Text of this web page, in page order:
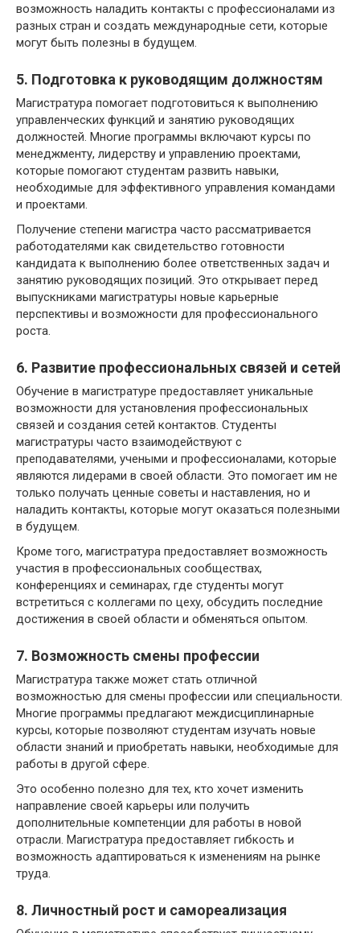
возможность наладить контакты с профессионалами из
разных стран и создать международные сети, которые
могут быть полезны в будущем.
5. Подготовка к руководящим должностям
Магистратура помогает подготовиться к выполнению
управленческих функций и занятию руководящих
должностей. Многие программы включают курсы по
менеджменту, лидерству и управлению проектами,
которые помогают студентам развить навыки,
необходимые для эффективного управления командами
и проектами.
Получение степени магистра часто рассматривается
работодателями как свидетельство готовности
кандидата к выполнению более ответственных задач и
занятию руководящих позиций. Это открывает перед
выпускниками магистратуры новые карьерные
перспективы и возможности для профессионального
роста.
6. Развитие профессиональных связей и сетей
Обучение в магистратуре предоставляет уникальные
возможности для установления профессиональных
связей и создания сетей контактов. Студенты
магистратуры часто взаимодействуют с
преподавателями, учеными и профессионалами, которые
являются лидерами в своей области. Это помогает им не
только получать ценные советы и наставления, но и
наладить контакты, которые могут оказаться полезными
в будущем.
Кроме того, магистратура предоставляет возможность
участия в профессиональных сообществах,
конференциях и семинарах, где студенты могут
встретиться с коллегами по цеху, обсудить последние
достижения в своей области и обменяться опытом.
7. Возможность смены профессии
Магистратура также может стать отличной
возможностью для смены профессии или специальности.
Многие программы предлагают междисциплинарные
курсы, которые позволяют студентам изучать новые
области знаний и приобретать навыки, необходимые для
работы в другой сфере.
Это особенно полезно для тех, кто хочет изменить
направление своей карьеры или получить
дополнительные компетенции для работы в новой
отрасли. Магистратура предоставляет гибкость и
возможность адаптироваться к изменениям на рынке
труда.
8. Личностный рост и самореализация